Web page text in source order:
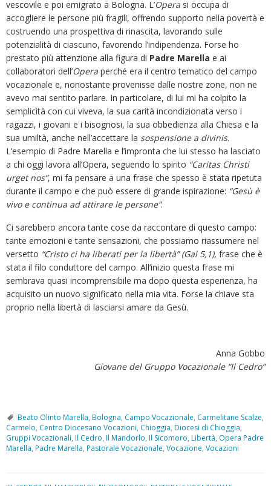
vescovile e poi emigrato a Bologna. L’Opera si occupa di
accogliere le persone più fragili, offrendo supporto nella povertà e
costruendo una prospettiva di rinascita, lavorando sulle
potenzialità di ciascuno, favorendo l’indipendenza. Forse ho
prestato più attenzione alla figura di Padre Marella e ai
collaboratori dell’Opera perché era il centro tematico del campo
vocazionale e, nonostante provenisse dalle nostre zone, non ne
avevo mai sentito parlare. In particolare, di lui mi ha colpito la
semplicità con cui viveva, la sua carità incondizionata verso i
ragazzi, i giovani e i bisognosi, la sua obbedienza alla Chiesa e la
sua umiltà, anche nell’accettare la sospensione a divinis.
L’esempio di Padre Marella e l’impronta che lui stesso ha lasciato
a chi oggi lavora all’Opera, seguendo lo spirito “Caritas Christi
urget nos”, mi fa pensare a una frase che spesso è stata ripetuta
durante il campo e che può essere di grande ispirazione: “Gesù è
vivo e continua ad attirare le persone”.
Ci sarebbero ancora tante cose da raccontare di questo campo:
tante emozioni e tante sensazioni, che possiamo riassumere nel
versetto “Cristo ci ha liberati per la libertà” (Gal 5,1), frase che è
stata il filo conduttore del campo. All’inizio questa frase mi
sembrava quasi incomprensibile ma dopo questa esperienza, ha
acquisito un nuovo significato nella mia vita. Forse la chiave sta
proprio nella libertà di lasciarsi amare da Gesù.
Anna Gobbo
Giovane del Gruppo Vocazionale “Il Cedro”
Beato Olinto Marella, Bologna, Campo Vocazionale, Carmelitane Scalze,
Carmelo, Centro Diocesano Vocazioni, Chioggia, Diocesi di Chioggia,
Gruppi Vocazionali, Il Cedro, Il Mandorlo, Il Sicomoro, Libertà, Opera Padre
Marella, Padre Marella, Pastorale Vocazionale, Vocazione, Vocazioni